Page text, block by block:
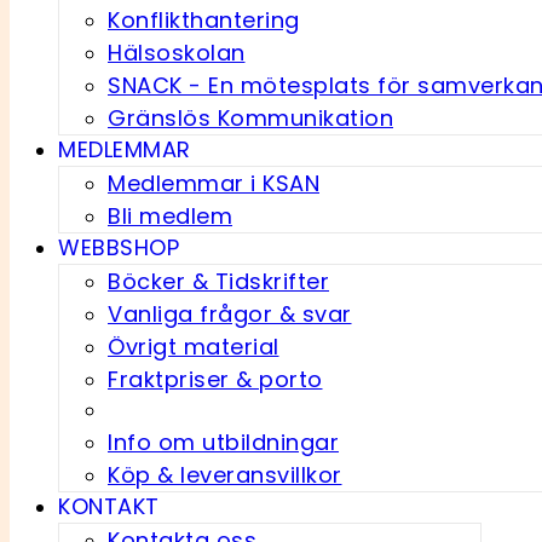
Konflikthantering
Hälsoskolan
SNACK - En möte­splats för
Gränslös Kommunikation
MEDLEMMAR
Medlemmar i KSAN
Bli medlem
WEBBSHOP
Böcker & Tidskrifter
Vanliga frågor & svar
Övrigt material
Fraktpriser & porto
Info om utbildningar
Köp & leveransvillkor
KONTAKT